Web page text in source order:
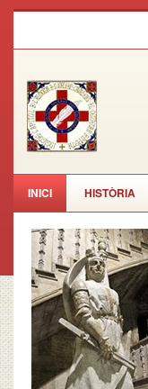
INICI HISTÒRIA